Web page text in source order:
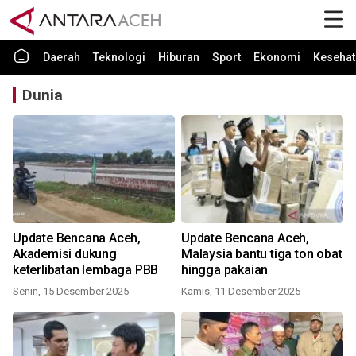
Daerah Teknologi Hiburan Sport Ekonomi
Dunia
Update Bencana Aceh,
Akademisi dukung
keterlibatan lembaga PBB
Senin, 15 Desember 2025
Update Bencana Aceh,
Malaysia bantu tiga ton obat
hingga pakaian
Kamis, 11 Desember 2025